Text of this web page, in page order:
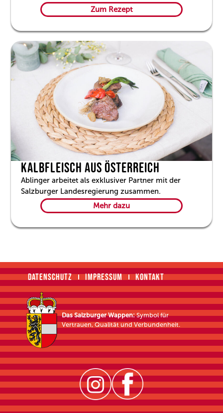
Zum Rezept
KALBFLEISCH AUS ÖSTERREICH
Ablinger arbeitet als exklusiver Partner mit der
Salzburger Landesregierung zusammen.
Mehr dazu
DATENSCHUTZ IMPRESSUM KONTAKT
Das Salzburger Wappen:Symbol für
Vertrauen, Qualität und Verbundenheit.